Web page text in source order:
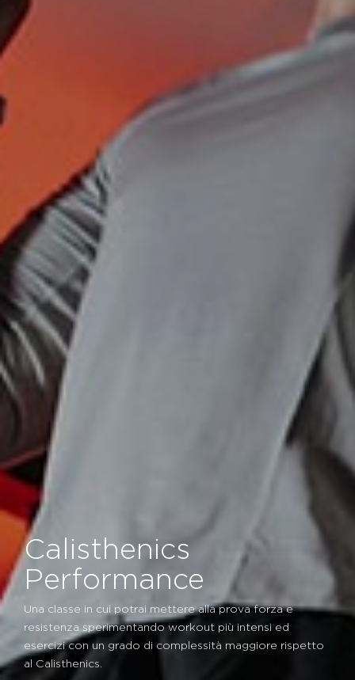
Calisthenics
Performance
Una classe in cui potrai mettere alla prova forza e
resistenza sperimentando workout più intensi ed
esercizi con un grado di complessità maggiore rispetto
al Calisthenics.